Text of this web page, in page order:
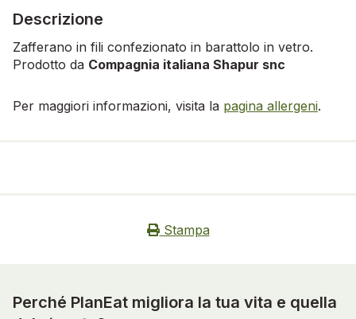
Descrizione
Zafferano in fili confezionato in barattolo in vetro.
Prodotto da Compagnia italiana Shapur snc
Per maggiori informazioni, visita la pagina allergeni.
Stampa
Perché PlanEat migliora la tua vita e quella